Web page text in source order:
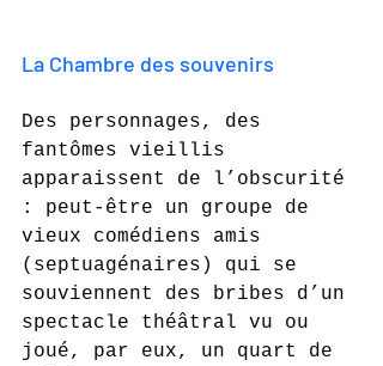
La Chambre des souvenirs
Des personnages, des
fantômes vieillis
apparaissent de l’obscurité
: peut-être un groupe de
vieux comédiens amis
(septuagénaires) qui se
souviennent des bribes d’un
spectacle théâtral vu ou
joué, par eux, un quart de